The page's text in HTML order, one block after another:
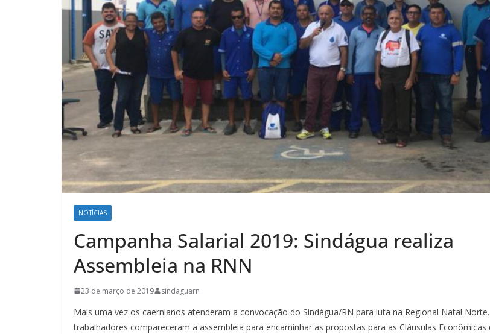
NOTÍCIAS
Campanha Salarial 2019: Sindágua realiza
Assembleia na RNN
23 de março de 2019 sindaguarn
Mais uma vez os caernianos atenderam a convocação do Sindágua/RN para luta na Regional Natal
trabalhadores compareceram a assembleia para encaminhar as propostas para as Cláusulas Econômicas